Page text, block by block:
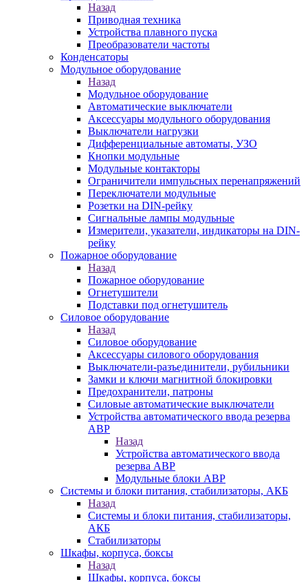
Назад
Приводная техника
Устройства плавного пуска
Преобразователи частоты
Конденсаторы
Модульное оборудование
Назад
Модульное оборудование
Автоматические выключатели
Аксессуары модульного оборудования
Выключатели нагрузки
Дифференциальные автоматы, УЗО
Кнопки модульные
Модульные контакторы
Ограничители импульсных перенапряжений
Переключатели модульные
Розетки на DIN-рейку
Сигнальные лампы модульные
Измерители, указатели, индикаторы на DIN-
рейку
Пожарное оборудование
Назад
Пожарное оборудование
Огнетушители
Подставки под огнетушитель
Силовое оборудование
Назад
Силовое оборудование
Аксессуары силового оборудования
Выключатели-разъединители, рубильники
Замки и ключи магнитной блокировки
Предохранители, патроны
Силовые автоматические выключатели
Устройства автоматического ввода резерва
АВР
Назад
Устройства автоматического ввода
резерва АВР
Модульные блоки АВР
Системы и блоки питания, стабилизаторы, АКБ
Назад
Системы и блоки питания, стабилизаторы,
АКБ
Стабилизаторы
Шкафы, корпуса, боксы
Назад
Шкафы, корпуса, боксы